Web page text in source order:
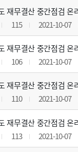
재무결산 중간점검 온
115 2021-10-07
재무결산 중간점검 온
106 2021-10-07
재무결산 중간점검 온
110 2021-10-07
재무결산 중간점검 온
113 2021-10-07